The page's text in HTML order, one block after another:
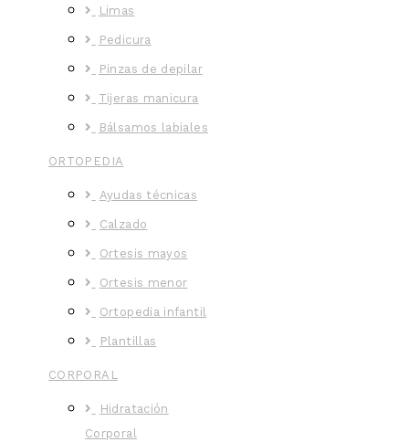
Limas
Pedicura
Pinzas de depilar
Tijeras manicura
Bálsamos labiales
ORTOPEDIA
Ayudas técnicas
Calzado
Ortesis mayos
Ortesis menor
Ortopedia infantil
Plantillas
CORPORAL
Hidratación
Corporal